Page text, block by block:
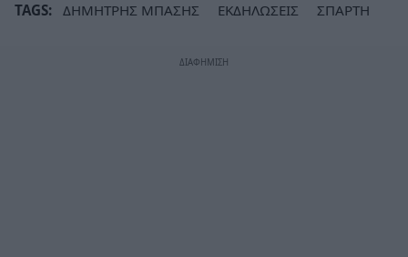
TAGS: ΔΗΜΗΤΡΗΣ ΜΠΑΣΗΣ ΕΚΔΗΛΩΣΕΙΣ ΣΠΑΡΤΗ